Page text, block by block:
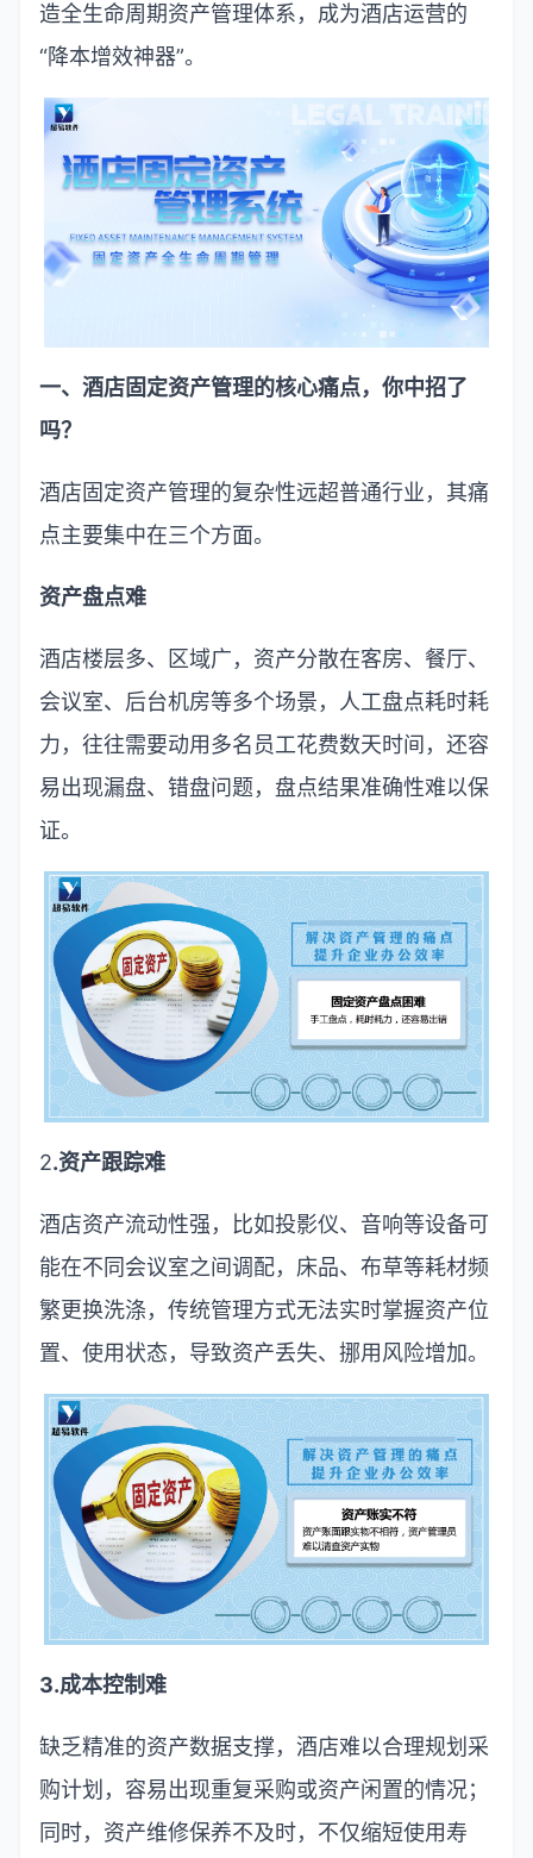
造全生命周期资产管理体系，成为酒店运营的
“降本增效神器”。
一、酒店固定资产管理的核心痛点，你中招了
吗？
酒店固定资产管理的复杂性远超普通行业，其痛
点主要集中在三个方面。
资产盘点难
酒店楼层多、区域广，资产分散在客房、餐厅、
会议室、后台机房等多个场景，人工盘点耗时耗
力，往往需要动用多名员工花费数天时间，还容
易出现漏盘、错盘问题，盘点结果准确性难以保
证。
2.资产跟踪难
酒店资产流动性强，比如投影仪、音响等设备可
能在不同会议室之间调配，床品、布草等耗材频
繁更换洗涤，传统管理方式无法实时掌握资产位
置、使用状态，导致资产丢失、挪用风险增加。
3.成本控制难
缺乏精准的资产数据支撑，酒店难以合理规划采
购计划，容易出现重复采购或资产闲置的情况；
同时，资产维修保养不及时，不仅缩短使用寿